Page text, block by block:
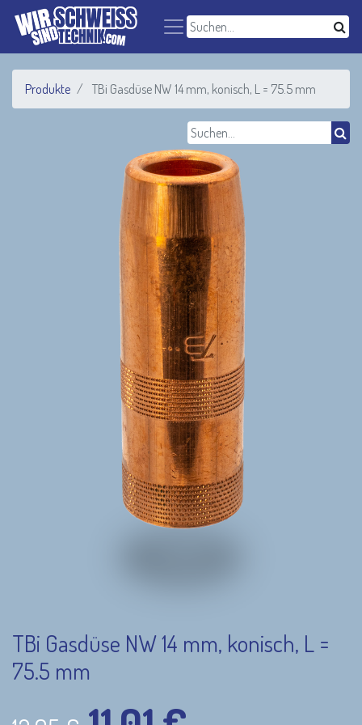
Produkte TBi Gasdüse NW 14 mm, konisch, L = 75.5 mm
TBi Gasdüse NW 14 mm, konisch, L =
75.5 mm